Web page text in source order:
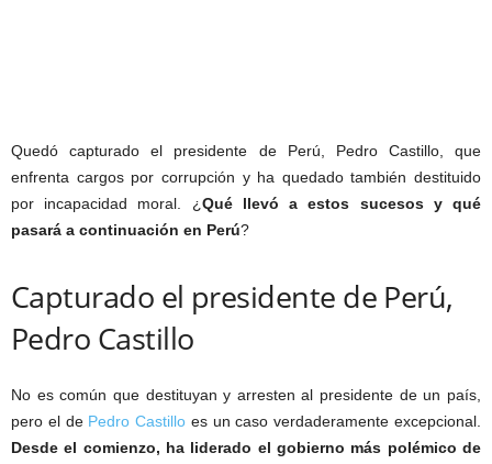
Quedó capturado el presidente de Perú, Pedro Castillo, que
enfrenta cargos por corrupción y ha quedado también destituido
por incapacidad moral. ¿Qué llevó a estos sucesos y qué
pasará a continuación en Perú?
Capturado el presidente de Perú,
Pedro Castillo
No es común que destituyan y arresten al presidente de un país,
pero el de Pedro Castillo es un caso verdaderamente excepcional.
Desde el comienzo, ha liderado el gobierno más polémico de